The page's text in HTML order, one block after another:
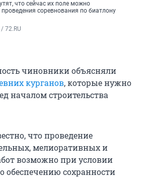
что сейчас их поле можно
соревнования по биатлону
72.RU
чиновники объясняли
курганов, которые нужно
началом строительства
что проведение
мелиоративных и
возможно при условии
обеспечению сохранности